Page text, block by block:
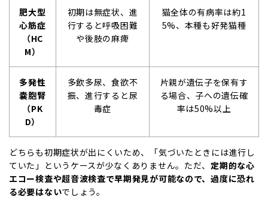
肥大型
心筋症
（HC
M）
初期は無症状、進
行すると呼吸困難
や後肢の麻痺
猫全体の有病率は約1
5%、本種も好発猫種
多発性
嚢胞腎
（PK
D）
多飲多尿、食欲不
振、進行すると尿
毒症
片親が遺伝子を保有す
る場合、子への遺伝確
率は50%以上
どちらも初期症状が出にくいため、「気づいたときには進行し
ていた」というケースが少なくありません。ただ、定期的な心
エコー検査や超音波検査で早期発見が可能なので、過度に恐れ
る必要はないでしょう。